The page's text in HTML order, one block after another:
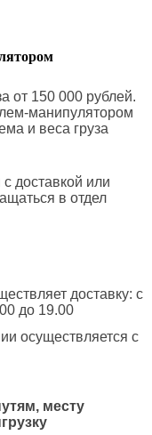
от 150 000 рублей.
манипулятором
и веса груза
доставкой или
в отдел
доставку: с
до 19.00
осуществляется с
месту